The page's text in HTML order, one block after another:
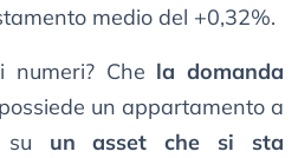
medio del +0,32%.
numeri? Che la domanda
un appartamento a
su un asset che si sta